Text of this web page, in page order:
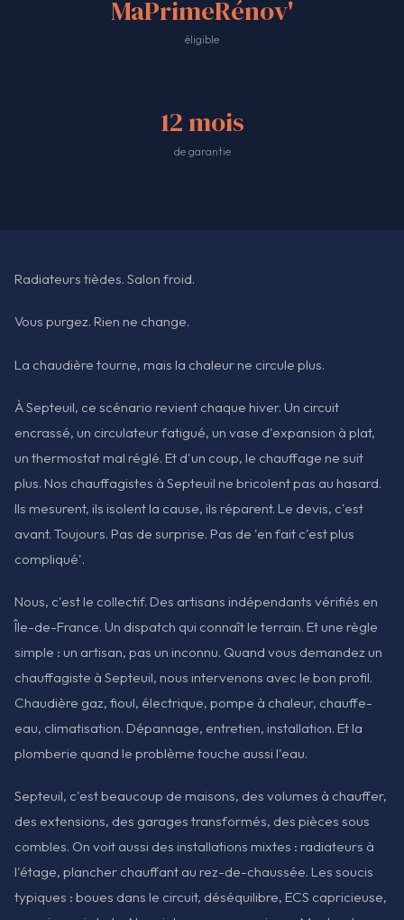
MaPrimeRénov'
éligible
12 mois
de garantie
Radiateurs tièdes. Salon froid.
Vous purgez. Rien ne change.
La chaudière tourne, mais la chaleur ne circule plus.
À Septeuil, ce scénario revient chaque hiver. Un circuit
encrassé, un circulateur fatigué, un vase d'expansion à plat,
un thermostat mal réglé. Et d'un coup, le chauffage ne suit
plus. Nos chauffagistes à Septeuil ne bricolent pas au hasard.
Ils mesurent, ils isolent la cause, ils réparent. Le devis, c'est
avant. Toujours. Pas de surprise. Pas de 'en fait c'est plus
compliqué'.
Nous, c'est le collectif. Des artisans indépendants vérifiés en
Île-de-France. Un dispatch qui connaît le terrain. Et une règle
simple : un artisan, pas un inconnu. Quand vous demandez un
chauffagiste à Septeuil, nous intervenons avec le bon profil.
Chaudière gaz, fioul, électrique, pompe à chaleur, chauffe-
eau, climatisation. Dépannage, entretien, installation. Et la
plomberie quand le problème touche aussi l'eau.
Septeuil, c'est beaucoup de maisons, des volumes à chauffer,
des extensions, des garages transformés, des pièces sous
combles. On voit aussi des installations mixtes : radiateurs à
l'étage, plancher chauffant au rez-de-chaussée. Les soucis
typiques : boues dans le circuit, déséquilibre, ECS capricieuse,